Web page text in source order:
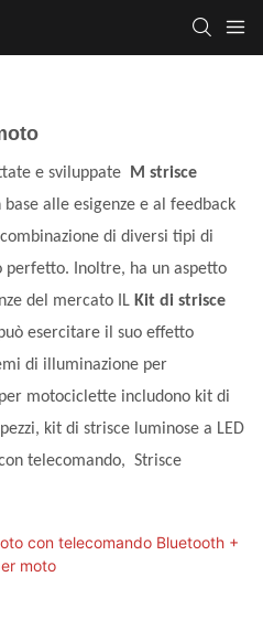
e sviluppate M strisce
base alle esigenze e al feedback
di diversi tipi di
Inoltre, ha un aspetto
del mercato IL Kit di strisce
esercitare il suo effetto
di illuminazione per
motociclette includono kit di
kit di strisce luminose a LED
telecomando, Strisce